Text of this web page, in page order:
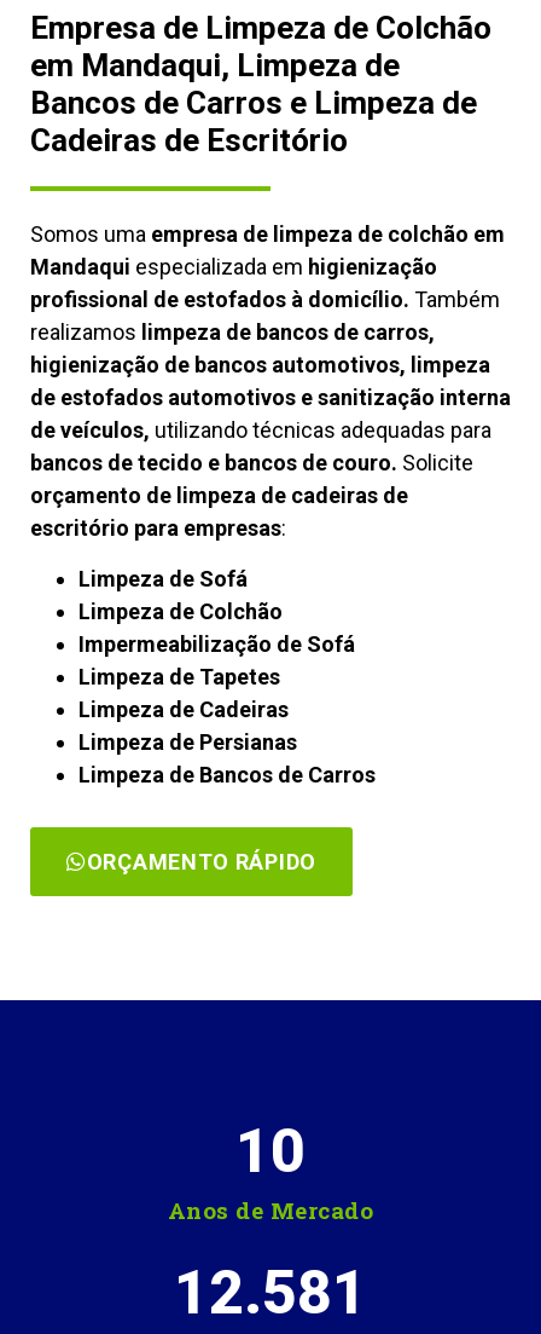
Empresa de Limpeza de Colchão
em Mandaqui, Limpeza de
Bancos de Carros e Limpeza de
Cadeiras de Escritório
Somos uma empresa de limpeza de colchão em
Mandaqui especializada em higienização
profissional de estofados à domicílio. Também
realizamos limpeza de bancos de carros,
higienização de bancos automotivos, limpeza
de estofados automotivos e sanitização interna
de veículos, utilizando técnicas adequadas para
bancos de tecido e bancos de couro. Solicite
orçamento de limpeza de cadeiras de
escritório para empresas:
Limpeza de Sofá
Limpeza de Colchão
Impermeabilização de Sofá
Limpeza de Tapetes
Limpeza de Cadeiras
Limpeza de Persianas
Limpeza de Bancos de Carros
ORÇAMENTO RÁPIDO
Anos de Mercado
10
12.581